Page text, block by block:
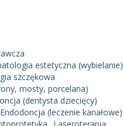
estetyczna (wybielanie)
szczękowa
mosty, porcelana)
(dentysta dziecięcy)
Endodoncja (leczenie kanałowe)